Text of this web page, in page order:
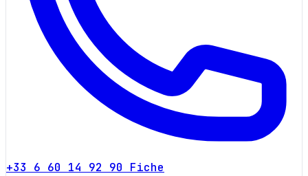
+33 6 60 14 92 90 Fiche